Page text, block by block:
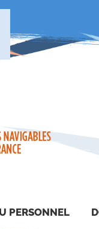
PERSONNEL